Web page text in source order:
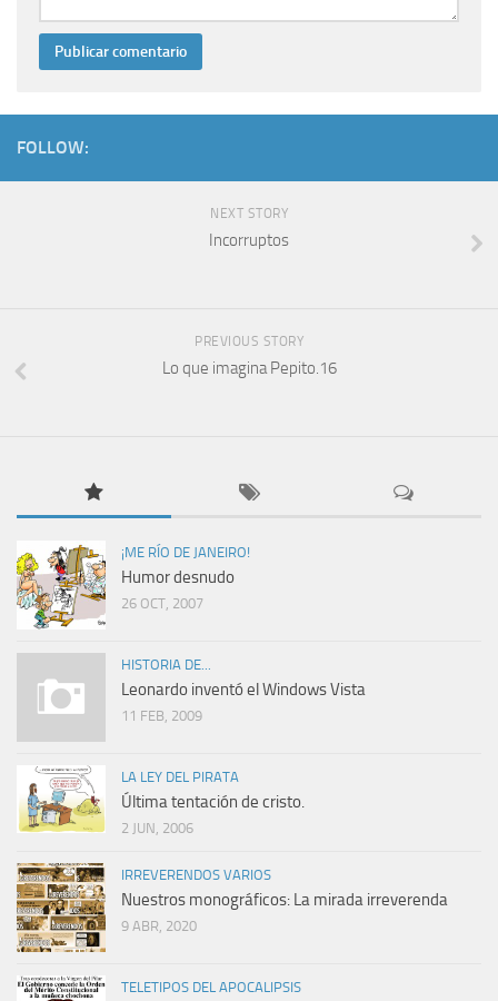
FOLLOW:
NEXT STORY
Incorruptos
PREVIOUS STORY
Lo que imagina Pepito.16
¡ME RÍO DE JANEIRO!
Humor desnudo
26 OCT, 2007
HISTORIA DE...
Leonardo inventó el Windows Vista
11 FEB, 2009
LA LEY DEL PIRATA
Última tentación de cristo.
2 JUN, 2006
IRREVERENDOS VARIOS
Nuestros monográficos: La mirada irreverenda
9 ABR, 2020
TELETIPOS DEL APOCALIPSIS